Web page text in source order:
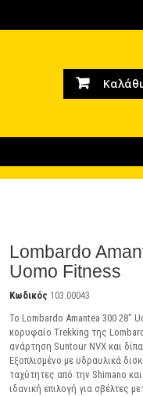
Lombardo
Uomo Fitness
Κωδικός 103.00043
Το Lombardo Amantea 300 28"
κορυφαίο Trekking της
ανάρτηση Suntour NVX και
Εξοπλισμένο με υδραυλικά
ταχύτητες από την Shimano
ιδανική επιλογή για σβέλτες